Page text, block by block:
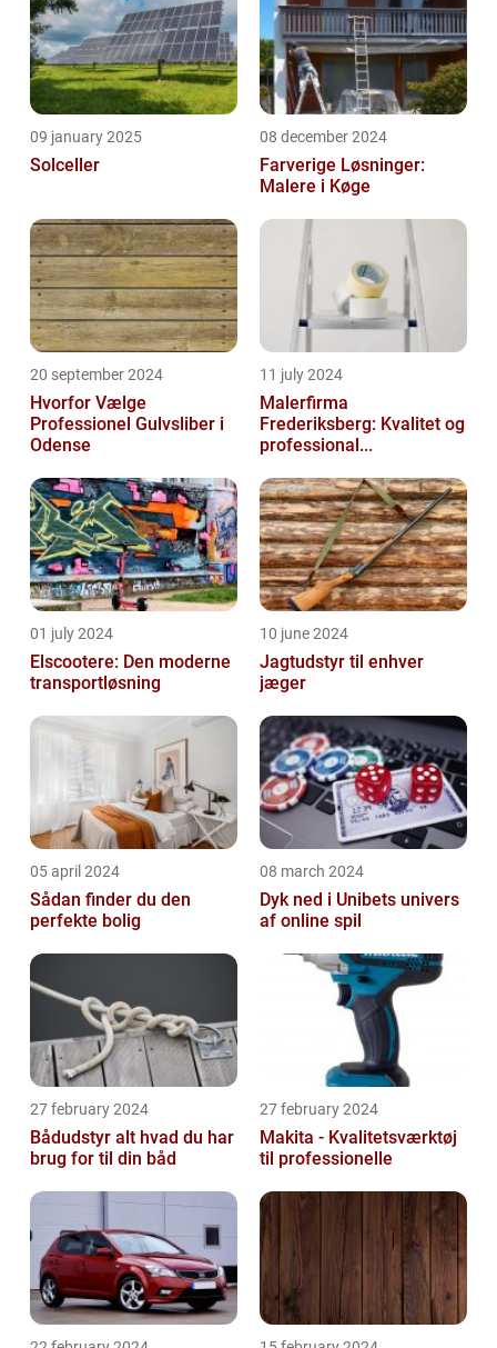
09 january 2025
Solceller
08 december 2024
Farverige Løsninger:
Malere i Køge
20 september 2024
Hvorfor Vælge
Professionel Gulvsliber i
Odense
11 july 2024
Malerfirma
Frederiksberg: Kvalitet og
professional...
01 july 2024
Elscootere: Den moderne
transportløsning
10 june 2024
Jagtudstyr til enhver
jæger
05 april 2024
Sådan finder du den
perfekte bolig
08 march 2024
Dyk ned i Unibets univers
af online spil
27 february 2024
Bådudstyr alt hvad du har
brug for til din båd
27 february 2024
Makita - Kvalitetsværktøj
til professionelle